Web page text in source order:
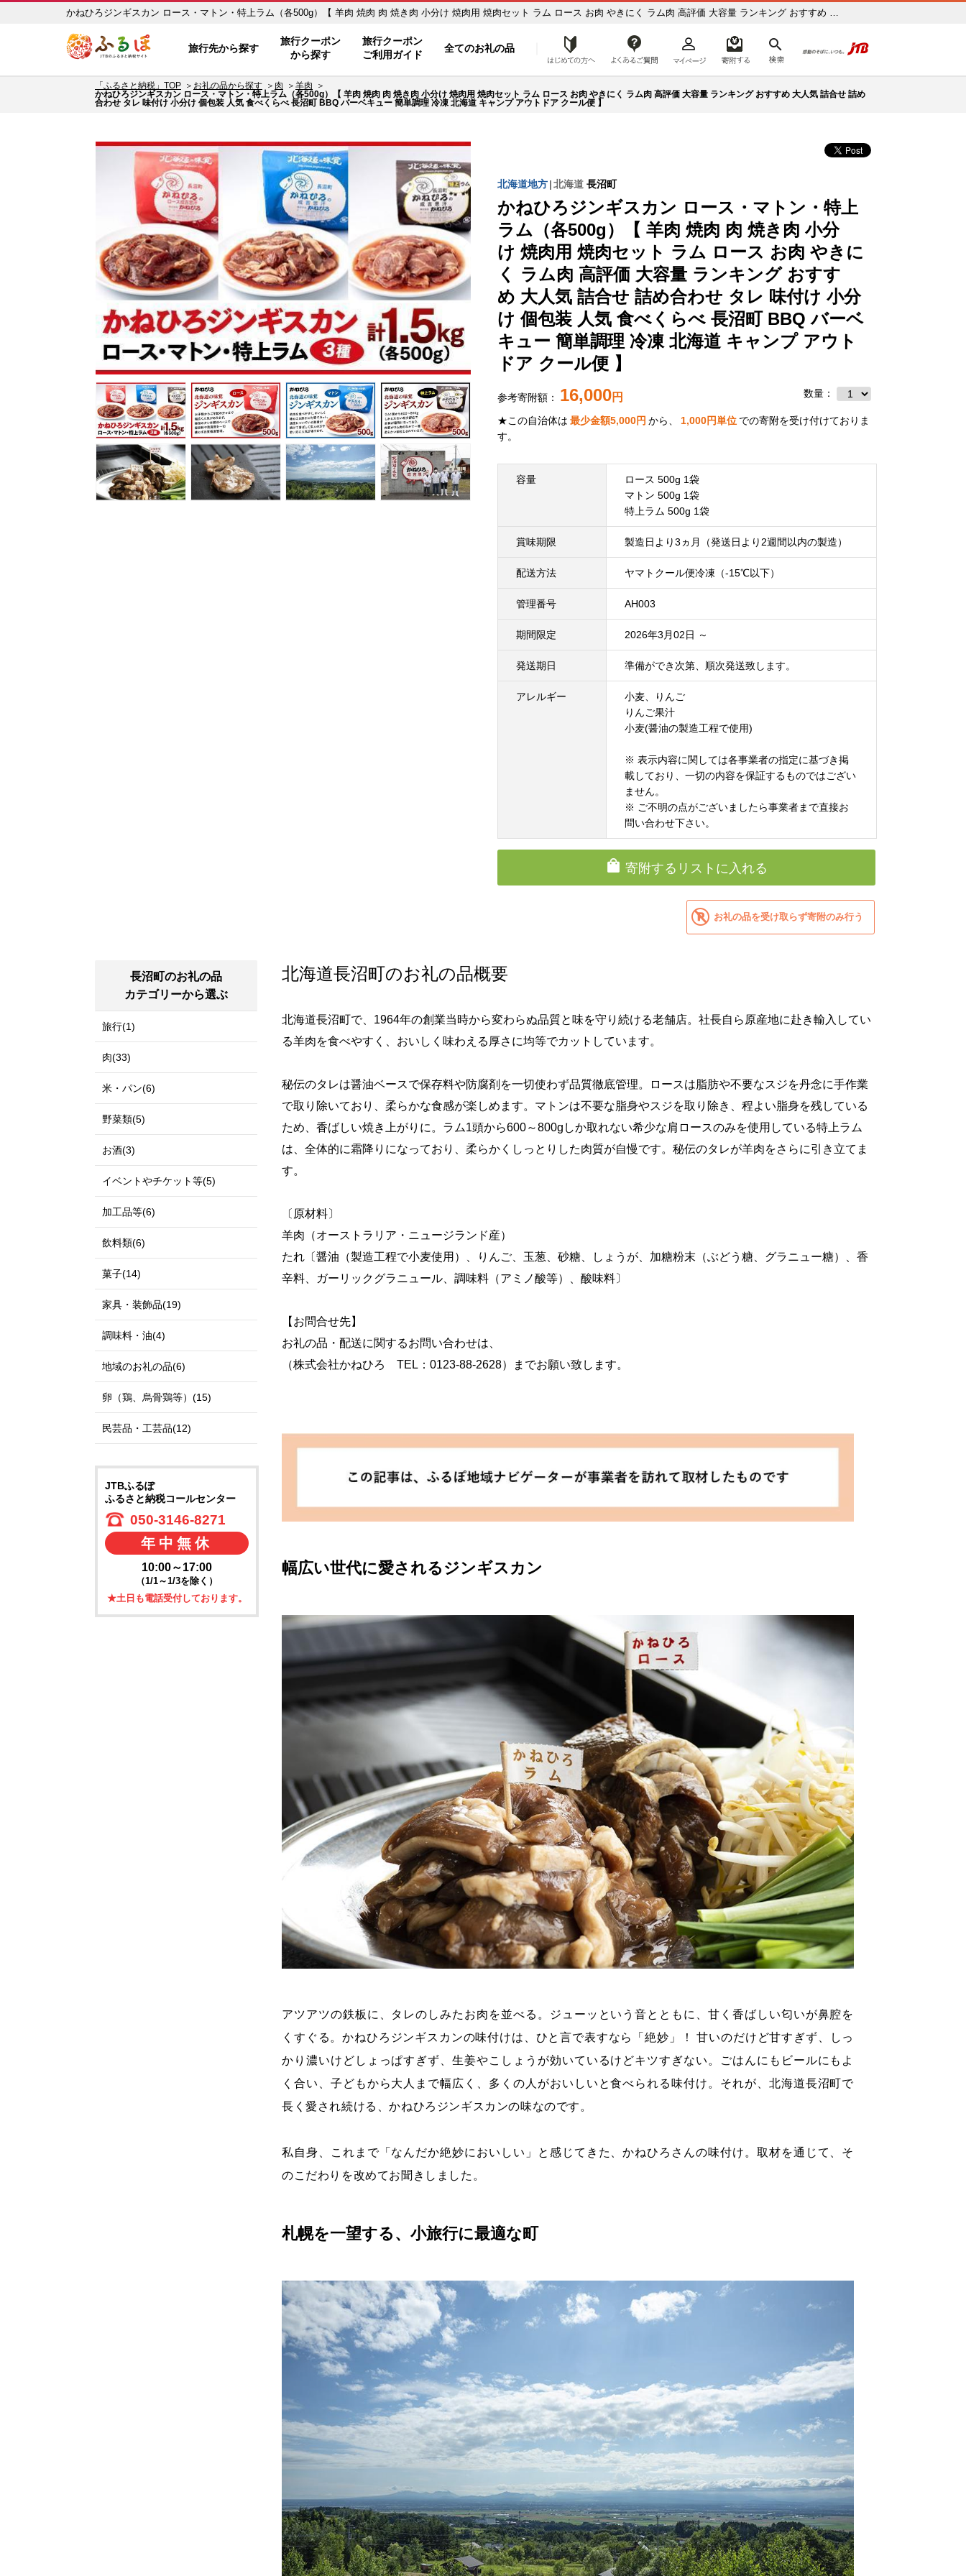
かねひろジンギスカン ロース・マトン・特上ラム（各500g）【 羊肉 焼肉 肉 焼き肉 小分け 焼肉用 焼肉セット ラム ロース お肉 やきにく ラム肉 高評価 大容量 ランキング おすすめ 大
人気 詰合せ 詰め合わせ タレ 味付け 小分け 個包装 人気 食べくらべ 長沼町 BBQ バーベキュー 簡単調理 冷凍 北海道 キャンプ アウトドア クール便 】 ふるさと納税の返礼品で旅行ク
ーポンをＧＥＴ！ - JTBのふるさと納税サイト [ふるぽ]
旅行先から探す
旅行クーポン
から探す
旅行クーポン
ご利用ガイド
全てのお礼の品 はじめての方へ
「ふるさと納税」TOP お礼の品から探す 肉
羊肉
かねひろジンギスカン ロース・マトン・特上ラム（各500g）【 羊肉 焼肉 肉 焼き肉 小分け 焼肉用 焼肉セット ラム ロース お肉 やきにく ラム肉 高評価 大容量 ランキング おすすめ 大人気 詰合せ 詰め
合わせ タレ 味付け 小分け 個包装 人気 食べくらべ 長沼町 BBQ バーベキュー 簡単調理 冷凍 北海道 キャンプ アウトドア クール便 】
北海道地方 北海道 長沼町
かねひろジンギスカン ロース・マトン・特上
ラム（各500g）【 羊肉 焼肉 肉 焼き肉 小分
け 焼肉用 焼肉セット ラム ロース お肉 やきに
く ラム肉 高評価 大容量 ランキング おすす
め 大人気 詰合せ 詰め合わせ タレ 味付け 小分
け 個包装 人気 食べくらべ 長沼町 BBQ バーベ
キュー 簡単調理 冷凍 北海道 キャンプ アウト
ドア クール便 】
参考寄附額： 16,000円 数量：
★この自治体は 最少金額5,000円 から、 1,000円単位 での寄附を受け付けておりま
す。
容量
ロース 500g 1袋
マトン 500g 1袋
特上ラム 500g 1袋
賞味期限 製造日より3ヵ月（発送日より2週間以内の製造）
配送方法 ヤマトクール便冷凍（-15℃以下）
管理番号 AH003
期間限定 2026年3月02日 ～
発送期日 準備ができ次第、順次発送致します。
アレルギー
小麦、りんご
りんご果汁
小麦(醤油の製造工程で使用)
※ 表示内容に関しては各事業者の指定に基づき掲
載しており、一切の内容を保証するものではござい
ません。
※ ご不明の点がございましたら事業者まで直接お
問い合わせ下さい。
寄附するリストに入れる
お礼の品を受け取らず寄附のみ行う
北海道長沼町のお礼の品概要
北海道長沼町で、1964年の創業当時から変わらぬ品質と味を守り続ける老舗店。社長自ら原産地に赴き輸入してい
る羊肉を食べやすく、おいしく味わえる厚さに均等でカットしています。
秘伝のタレは醤油ベースで保存料や防腐剤を一切使わず品質徹底管理。ロースは脂肪や不要なスジを丹念に手作業
で取り除いており、柔らかな食感が楽しめます。マトンは不要な脂身やスジを取り除き、程よい脂身を残している
ため、香ばしい焼き上がりに。ラム1頭から600～800gしか取れない希少な肩ロースのみを使用している特上ラム
は、全体的に霜降りになっており、柔らかくしっとりした肉質が自慢です。秘伝のタレが羊肉をさらに引き立てま
す。
〔原材料〕
羊肉（オーストラリア・ニュージランド産）
たれ〔醤油（製造工程で小麦使用）、りんご、玉葱、砂糖、しょうが、加糖粉末（ぶどう糖、グラニュー糖）、香
辛料、ガーリックグラニュール、調味料（アミノ酸等）、酸味料〕
【お問合せ先】
お礼の品・配送に関するお問い合わせは、
（株式会社かねひろ TEL：0123-88-2628）までお願い致します。
幅広い世代に愛されるジンギスカン
アツアツの鉄板に、タレのしみたお肉を並べる。ジューッという音とともに、甘く香ばしい匂いが鼻腔を
くすぐる。かねひろジンギスカンの味付けは、ひと言で表すなら「絶妙」！ 甘いのだけど甘すぎず、しっ
かり濃いけどしょっぱすぎず、生姜やこしょうが効いているけどキツすぎない。ごはんにもビールにもよ
く合い、子どもから大人まで幅広く、多くの人がおいしいと食べられる味付け。それが、北海道長沼町で
長く愛され続ける、かねひろジンギスカンの味なのです。
私自身、これまで「なんだか絶妙においしい」と感じてきた、かねひろさんの味付け。取材を通じて、そ
のこだわりを改めてお聞きしました。
札幌を一望する、小旅行に最適な町
長沼町のお礼の品
カテゴリーから選ぶ
旅行(1)
肉(33)
米・パン(6)
野菜類(5)
お酒(3)
イベントやチケット等(5)
加工品等(6)
飲料類(6)
菓子(14)
家具・装飾品(19)
調味料・油(4)
地域のお礼の品(6)
卵（鶏、烏骨鶏等）(15)
民芸品・工芸品(12)
JTBふるぽ
ふるさと納税コールセンター
050-3146-8271
年中無休
10:00～17:00
（1/1～1/3を除く）
★土日も電話受付しております。